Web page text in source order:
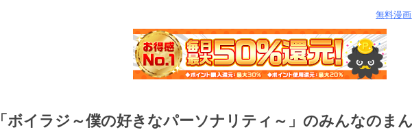
無料漫
「ボイラジ～僕の好きなパーソナリティ～」のみんなのま